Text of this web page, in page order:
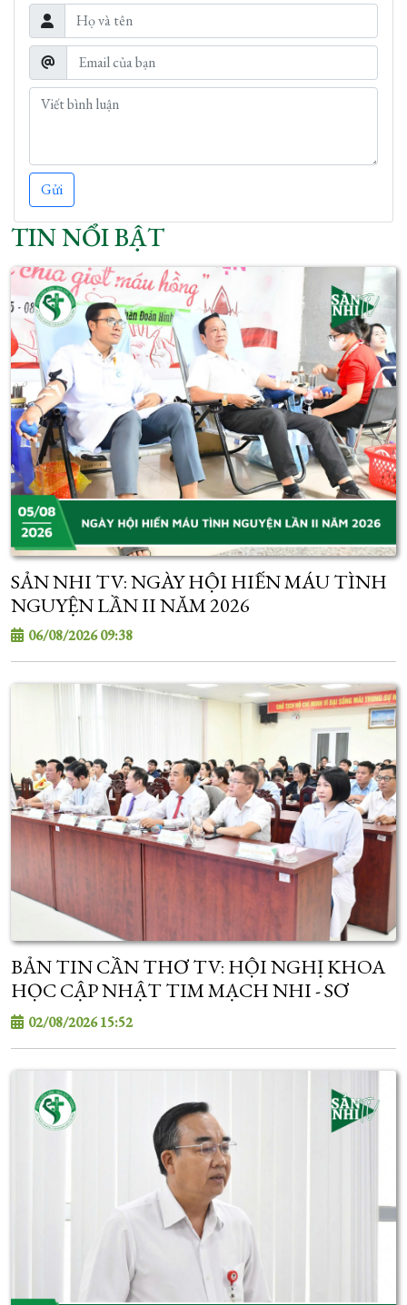
Gửi
TIN NỔI BẬT
SẢN NHI TV: NGÀY HỘI HIẾN MÁU TÌNH
NGUYỆN LẦN II NĂM 2026
06/08/2026 09:38
BẢN TIN CẦN THƠ TV: HỘI NGHỊ KHOA
HỌC CẬP NHẬT TIM MẠCH NHI - SƠ
SINH
02/08/2026 15:52